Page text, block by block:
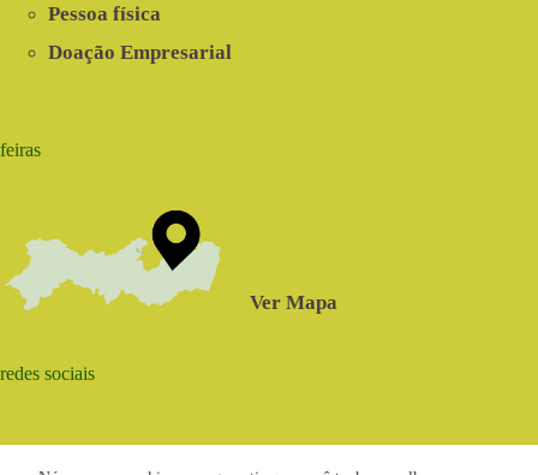
Pessoa física
Doação Empresarial
feiras
Ver Mapa
redes sociais